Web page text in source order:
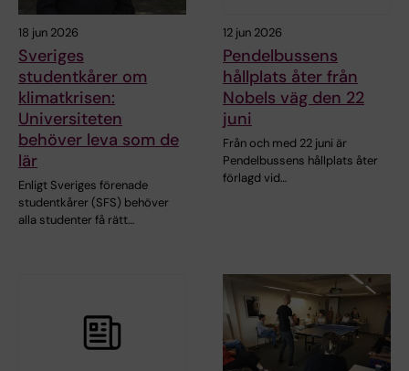
18 jun 2026
Sveriges
studentkårer om
klimatkrisen:
Universiteten
behöver leva som de
lär
Enligt Sveriges förenade
studentkårer (SFS) behöver
alla studenter få rätt…
12 jun 2026
Pendelbussens
hållplats åter från
Nobels väg den 22
juni
Från och med 22 juni är
Pendelbussens hållplats åter
förlagd vid…